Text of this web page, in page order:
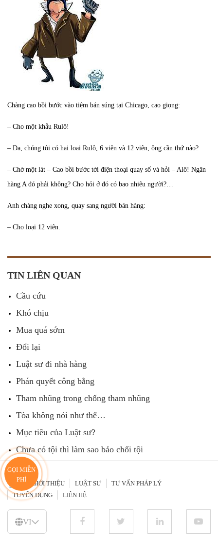
Chàng cao bồi bước vào tiệm bán súng tại Chicago, cao giọng:
– Cho một khẩu Rulô!
– Dạ, chúng tôi có hai loại Rulô, 6 viên và 12 viên, ông cần thứ nào?
– Chờ một lát – Cao bồi bước tới điện thoại quay số và hỏi – Alô! Ngân
hàng A đó phải không? Cho hỏi ở đó có bao nhiêu người?…
Anh chàng nghe xong, quay sang người bán hàng:
– Cho loại 12 viên.
TIN LIÊN QUAN
Cầu cứu
Khó chịu
Mua quá sớm
Đổi lại
Luật sư đi nhà hàng
Phán quyết công bằng
Tham nhũng trong chống tham nhũng
Tòa không nói như thế…
Mục tiêu của Luật sư?
Chưa có tội thì làm sao bảo chối tội
VI
GIỚI THIỆU LUẬT SƯ
TƯ VẤN PHÁP LÝ
TUYỂN DỤNG
LIÊN HỆ
GỌI MIỄN
PHÍ